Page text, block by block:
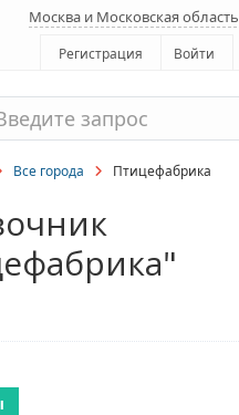
Москва и Московская область
Регистрация Войти
Все города Птицефабрика